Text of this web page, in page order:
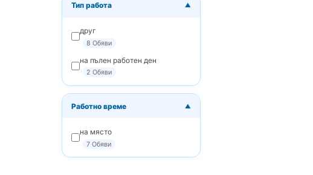
Тип работа ▼
друг
8 Обяви
на пълен работен ден
2 Обяви
Работно време ▼
на място
7 Обяви